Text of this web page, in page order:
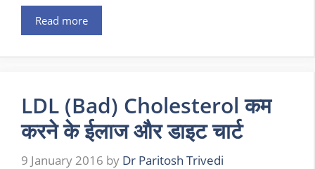
Read more
LDL (Bad) Cholesterol कम
करने के ईलाज और डाइट चार्ट
9 January 2016 by Dr Paritosh Trivedi